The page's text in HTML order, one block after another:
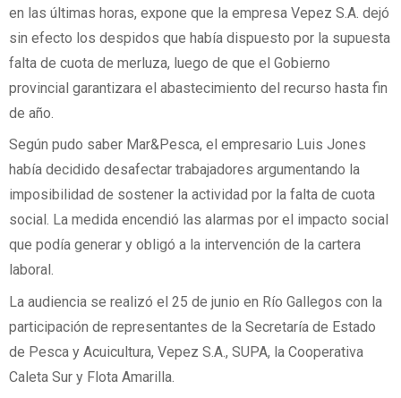
en las últimas horas, expone que la empresa Vepez S.A. dejó
sin efecto los despidos que había dispuesto por la supuesta
falta de cuota de merluza, luego de que el Gobierno
provincial garantizara el abastecimiento del recurso hasta fin
de año.
Según pudo saber Mar&Pesca, el empresario Luis Jones
había decidido desafectar trabajadores argumentando la
imposibilidad de sostener la actividad por la falta de cuota
social. La medida encendió las alarmas por el impacto social
que podía generar y obligó a la intervención de la cartera
laboral.
La audiencia se realizó el 25 de junio en Río Gallegos con la
participación de representantes de la Secretaría de Estado
de Pesca y Acuicultura, Vepez S.A., SUPA, la Cooperativa
Caleta Sur y Flota Amarilla.